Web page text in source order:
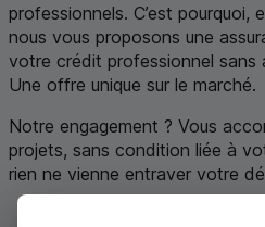
professionnels. C’est pourquoi,
nous vous proposons une
votre crédit professionnel sans
Une offre unique sur le marché.
Notre engagement ? Vous
projets, sans condition liée à
rien ne vienne entraver votre